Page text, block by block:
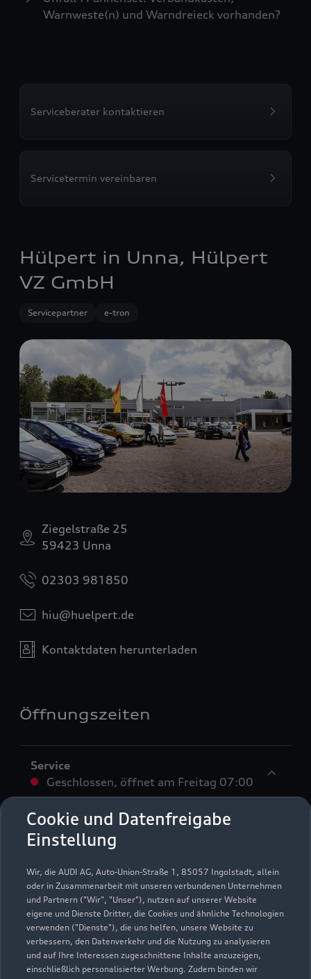
Cookie und Datenfreigabe
Einstellung
Wir, die AUDI AG, Auto-Union-Straße 1, 85057 Ingolstadt, allein
oder in Zusammenarbeit mit unseren verbundenen Unternehmen
und Partnern ("Wir", "Unser"), nutzen auf unserer Website
eigene und Dienste Dritter, die Cookies und ähnliche Technologien
verwenden ("Dienste"), die uns helfen, unsere Website zu
verbessern, den Datenverkehr und die Nutzung zu analysieren
und auf Ihre Interessen zugeschnittene Inhalte anzuzeigen,
einschließlich personalisierter Werbung. Zudem binden wir
Warnweste(n) und Warndreieck vorhanden?
Serviceberater kontaktieren
Servicetermin vereinbaren
Hülpert in Unna, Hülpert
VZ GmbH
Servicepartner e-tron
Ziegelstraße 25
59423 Unna
02303 981850
hiu@huelpert.de
Kontaktdaten herunterladen
Öffnungszeiten
Service
Geschlossen, öffnet am Freitag 07:00
Montag - Freitag 07:00 - 18:00
Sonntag
Geschlossen